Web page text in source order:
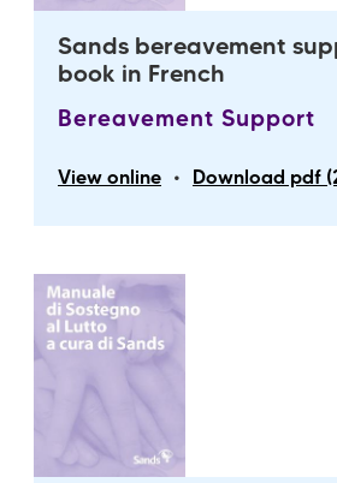
Sands bereavement
book in French
Bereavement Support
View online • Download pdf